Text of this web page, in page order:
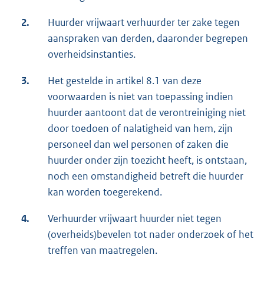
2.
Huurder vrijwaart verhuurder ter zake tegen
aanspraken van derden, daaronder begrepen
overheidsinstanties.
3.
Het gestelde in artikel 8.1 van deze
voorwaarden is niet van toepassing indien
huurder aantoont dat de verontreiniging niet
door toedoen of nalatigheid van hem, zijn
personeel dan wel personen of zaken die
huurder onder zijn toezicht heeft, is ontstaan,
noch een omstandigheid betreft die huurder
kan worden toegerekend.
4.
Verhuurder vrijwaart huurder niet tegen
(overheids)bevelen tot nader onderzoek of het
treffen van maatregelen.